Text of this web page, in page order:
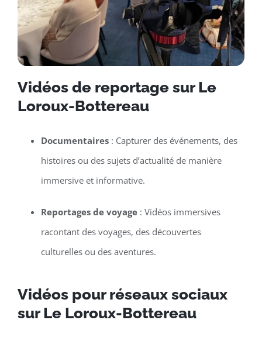
Vidéos de reportage sur Le
Loroux-Bottereau
Documentaires: Capturer des événements, des
histoires ou des sujets d’actualité de manière
immersive et informative.
Reportages de voyage: Vidéos immersives
racontant des voyages, des découvertes
culturelles ou des aventures.
Vidéos pour réseaux sociaux
sur Le Loroux-Bottereau